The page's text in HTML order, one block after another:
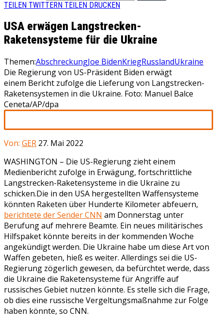
TEILEN TWITTERN TEILEN DRUCKEN
USA erwägen Langstrecken-
Raketensysteme für die Ukraine
Themen:AbschreckungJoe BidenKriegRusslandUkraine
Die Regierung von US-Präsident Biden erwägt
einem Bericht zufolge die Lieferung von Langstrecken-
Raketensystemen in die Ukraine. Foto: Manuel Balce
Ceneta/AP/dpa
Von: GER 27. Mai 2022
WASHINGTON – Die US-Regierung zieht einem
Medienbericht zufolge in Erwägung, fortschrittliche
Langstrecken-Raketensysteme in die Ukraine zu
schicken.Die in den USA hergestellten Waffensysteme
könnten Raketen über Hunderte Kilometer abfeuern,
berichtete der Sender CNN am Donnerstag unter
Berufung auf mehrere Beamte. Ein neues militärisches
Hilfspaket könnte bereits in der kommenden Woche
angekündigt werden. Die Ukraine habe um diese Art von
Waffen gebeten, hieß es weiter. Allerdings sei die US-
Regierung zögerlich gewesen, da befürchtet werde, dass
die Ukraine die Raketensysteme für Angriffe auf
russisches Gebiet nutzen könnte. Es stelle sich die Frage,
ob dies eine russische Vergeltungsmaßnahme zur Folge
haben könnte, so CNN.